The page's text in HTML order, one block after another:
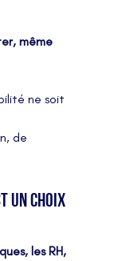
même
ne soit
de
un choix
les RH,